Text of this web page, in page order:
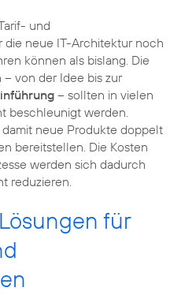
und
die neue IT-Architektur noch
können als bislang. Die
von der Idee bis zur
– sollten in vielen
beschleunigt werden.
neue Produkte doppelt
bereitstellen. Die Kosten
werden sich dadurch
reduzieren.
für